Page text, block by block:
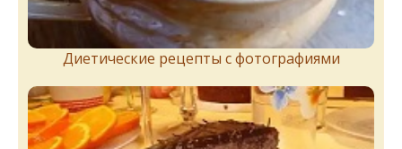
Диетические рецепты с фотографиями